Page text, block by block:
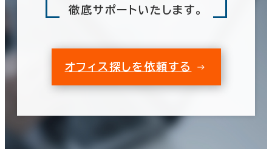
徹底サポートいたします。
オフィス探しを依頼する